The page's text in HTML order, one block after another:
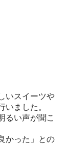
いスイーツや
ました。
るい声が聞こ
かった」との